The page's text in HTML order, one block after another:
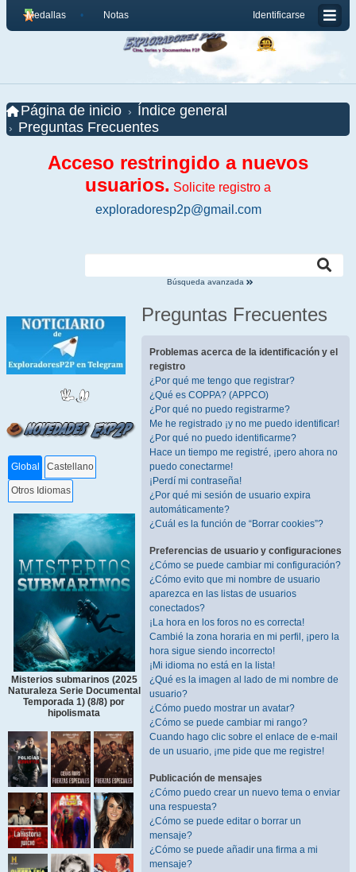
Identificarse
Medallas Notas
Página de inicio
Índice general
Preguntas Frecuentes
Acceso restringido a nuevos
usuarios. Solicite registro a
exploradoresp2p@gmail.com
Búsqueda avanzada
Global Castellano
Otros Idiomas
Misterios submarinos (2025
Naturaleza Serie Documental
Temporada 1) (8/8) por
hipolismata
Preguntas Frecuentes
Problemas acerca de la identificación y el
registro
¿Por qué me tengo que registrar?
¿Qué es COPPA? (APPCO)
¿Por qué no puedo registrarme?
Me he registrado ¡y no me puedo identificar!
¿Por qué no puedo identificarme?
Hace un tiempo me registré, ¡pero ahora no
puedo conectarme!
¡Perdí mi contraseña!
¿Por qué mi sesión de usuario expira
automáticamente?
¿Cuál es la función de “Borrar cookies”?
Preferencias de usuario y configuraciones
¿Cómo se puede cambiar mi configuración?
¿Cómo evito que mi nombre de usuario
aparezca en las listas de usuarios
conectados?
¡La hora en los foros no es correcta!
Cambié la zona horaria en mi perfil, ¡pero la
hora sigue siendo incorrecto!
¡Mi idioma no está en la lista!
¿Qué es la imagen al lado de mi nombre de
usuario?
¿Cómo puedo mostrar un avatar?
¿Cómo se puede cambiar mi rango?
Cuando hago clic sobre el enlace de e-mail
de un usuario, ¡me pide que me registre!
Publicación de mensajes
¿Cómo puedo crear un nuevo tema o enviar
una respuesta?
¿Cómo se puede editar o borrar un
mensaje?
¿Cómo se puede añadir una firma a mi
mensaje?